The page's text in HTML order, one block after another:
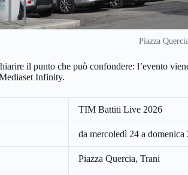
Piazza
il punto che può confondere: l’evento
Infinity.
TIM Battiti Live 2026
da mercoledì 24 a
Piazza Quercia, Trani